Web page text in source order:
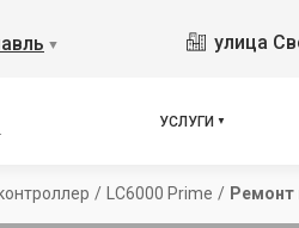
▼ улица
УСЛУГИ
/ LC6000 Prime / Ремонт